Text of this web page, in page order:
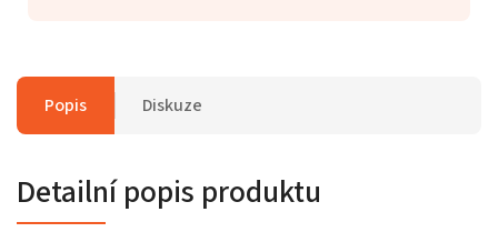
Popis Diskuze
Detailní popis produktu